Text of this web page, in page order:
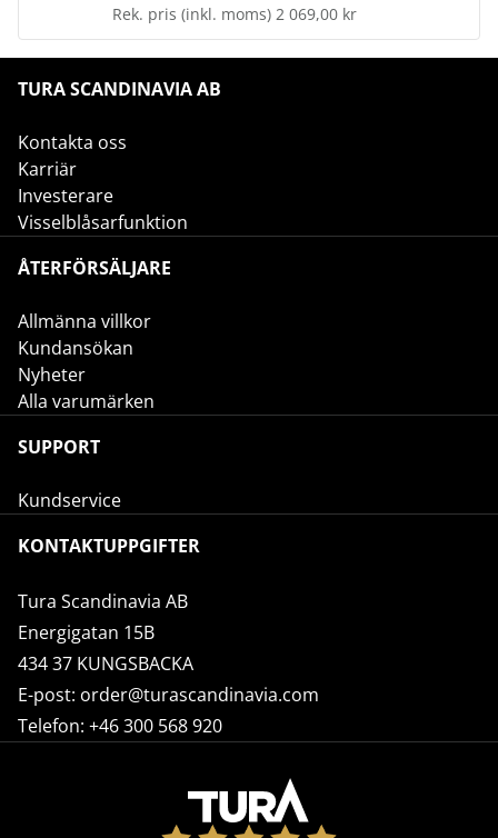
Rek. pris (inkl. moms) 2 069,00 kr
TURA SCANDINAVIA AB
Kontakta oss
Karriär
Investerare
Visselblåsarfunktion
ÅTERFÖRSÄLJARE
Allmänna villkor
Kundansökan
Nyheter
Alla varumärken
SUPPORT
Kundservice
KONTAKTUPPGIFTER
Tura Scandinavia AB
Energigatan 15B
434 37 KUNGSBACKA
E-post: order@turascandinavia.com
Telefon: +46 300 568 920